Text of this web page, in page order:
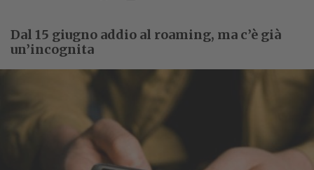
Dal 15 giugno addio al roaming, ma c’è già
un’incognita